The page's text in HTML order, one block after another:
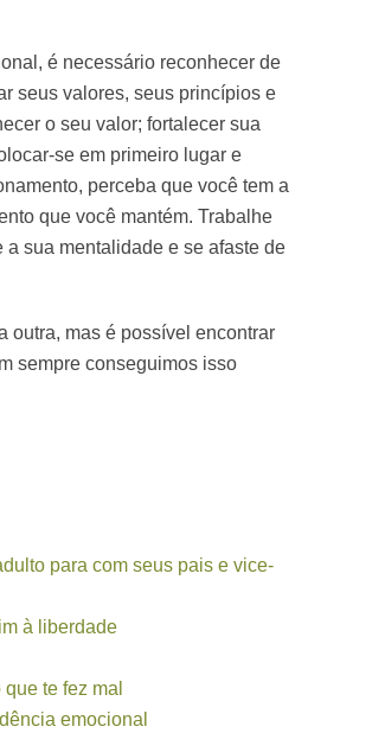
é necessário reconhecer de
seus valores, seus princípios e
o seu valor; fortalecer sua
se em primeiro lugar e
perceba que você tem a
que você mantém. Trabalhe
sua mentalidade e se afaste de
outra, mas é possível encontrar
sempre conseguimos isso
para com seus pais e vice-
à liberdade
te fez mal
emocional